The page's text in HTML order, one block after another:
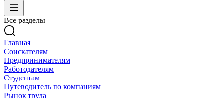
Все разделы
Главная
Соискателям
Предпринимателям
Работодателям
Студентам
Путеводитель по компаниям
Рынок труда